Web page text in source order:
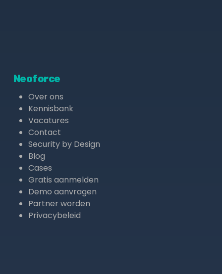
Neoforce
Over ons
Kennisbank
Vacatures
Contact
Security by Design
Blog
Cases
Gratis aanmelden
Demo aanvragen
Partner worden
Privacybeleid